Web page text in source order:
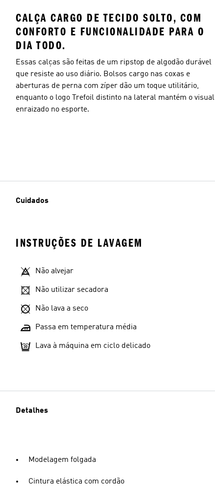
CALÇA CARGO DE TECIDO SOLTO, COM
CONFORTO E FUNCIONALIDADE PARA O
DIA TODO.
Essas calças são feitas de um ripstop de algodão durável
que resiste ao uso diário. Bolsos cargo nas coxas e
aberturas de perna com zíper dão um toque utilitário,
enquanto o logo Trefoil distinto na lateral mantém o visual
enraizado no esporte.
Cuidados
INSTRUÇÕES DE LAVAGEM
Não alvejar
Não utilizar secadora
Não lava a seco
Passa em temperatura média
Lava à máquina em ciclo delicado
Detalhes
Modelagem folgada
Cintura elástica com cordão